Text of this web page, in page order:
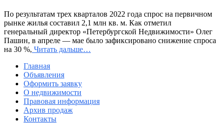
По результатам трех кварталов 2022 года спрос на первичном
рынке жилья составил 2,1 млн кв. м. Как отметил
генеральный директор «Петербургской Недвижимости» Олег
Пашин, в апреле — мае было зафиксировано снижение спроса
на 30 %, Читать дальше…
Главная
Объявления
Оформить заявку
О недвижимости
Правовая информация
Архив продаж
Контакты